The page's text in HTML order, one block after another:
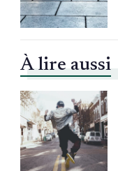
À lire aussi